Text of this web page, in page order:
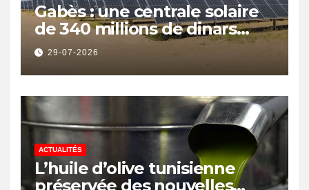
Gabès : une centrale solaire
de 340 millions de dinars
pour renforcer la transition
énergétique et créer 400
emplois
29-07-2026
ACTUALITÉS
L’huile d’olive tunisienne
préservée des nouvelles